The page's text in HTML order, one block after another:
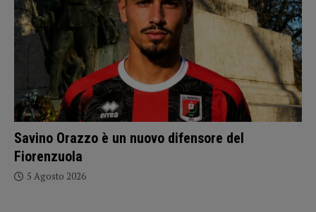
Savino Orazzo è un nuovo difensore del
Fiorenzuola
5 Agosto 2026